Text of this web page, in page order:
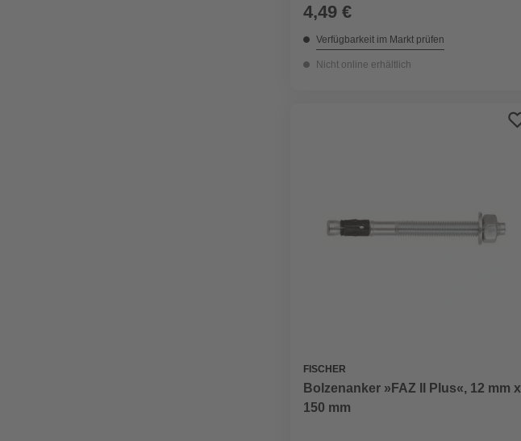
4,49 €
Verfügbarkeit im Markt prüfen
Nicht online erhältlich
FISCHER
Bolzenanker »FAZ II Plus«, 12 mm x
150 mm